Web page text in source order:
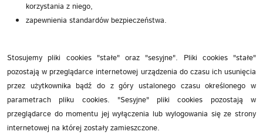
korzystania z niego,
zapewnienia standardów bezpieczeństwa.
Stosujemy pliki cookies "stałe" oraz "sesyjne". Pliki cookies "stałe"
pozostają w przeglądarce internetowej urządzenia do czasu ich usunięcia
przez użytkownika bądź do z góry ustalonego czasu określonego w
parametrach pliku cookies. "Sesyjne" pliki cookies pozostają w
przeglądarce do momentu jej wyłączenia lub wylogowania się ze strony
internetowej na której zostały zamieszczone.